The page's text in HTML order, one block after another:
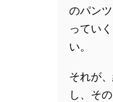
のパン
ってい
い。
それが
し、そ